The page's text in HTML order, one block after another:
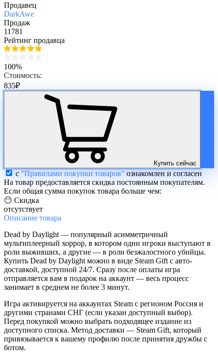
Продавец
DarkAwe
Продаж
11781
Рейтинг продавца
100%
Стоимость:
835₽
Купить сейчас
с "Правилами покупки товаров" ознакомлен и согласен
На товар предоставляется скидка постоянным покупателям.
Если общая сумма покупок товара больше чем:
😶 Скидка
отсутствует
Описание товара
Dead by Daylight — популярный асимметричный
мультиплеерный хоррор, в котором одни игроки выступают в
роли выживших, а другие — в роли безжалостного убийцы.
Купить Dead by Daylight можно в виде Steam Gift с авто-
доставкой, доступной 24/7. Сразу после оплаты игра
отправляется вам в подарок на аккаунт — весь процесс
занимает в среднем не более 3 минут.
Игра активируется на аккаунтах Steam с регионом Россия и
другими странами СНГ (если указан доступный выбор).
Перед покупкой можно выбрать подходящее издание из
доступного списка. Метод доставки — Steam Gift, который
привязывается к вашему профилю после принятия дружбы с
ботом.